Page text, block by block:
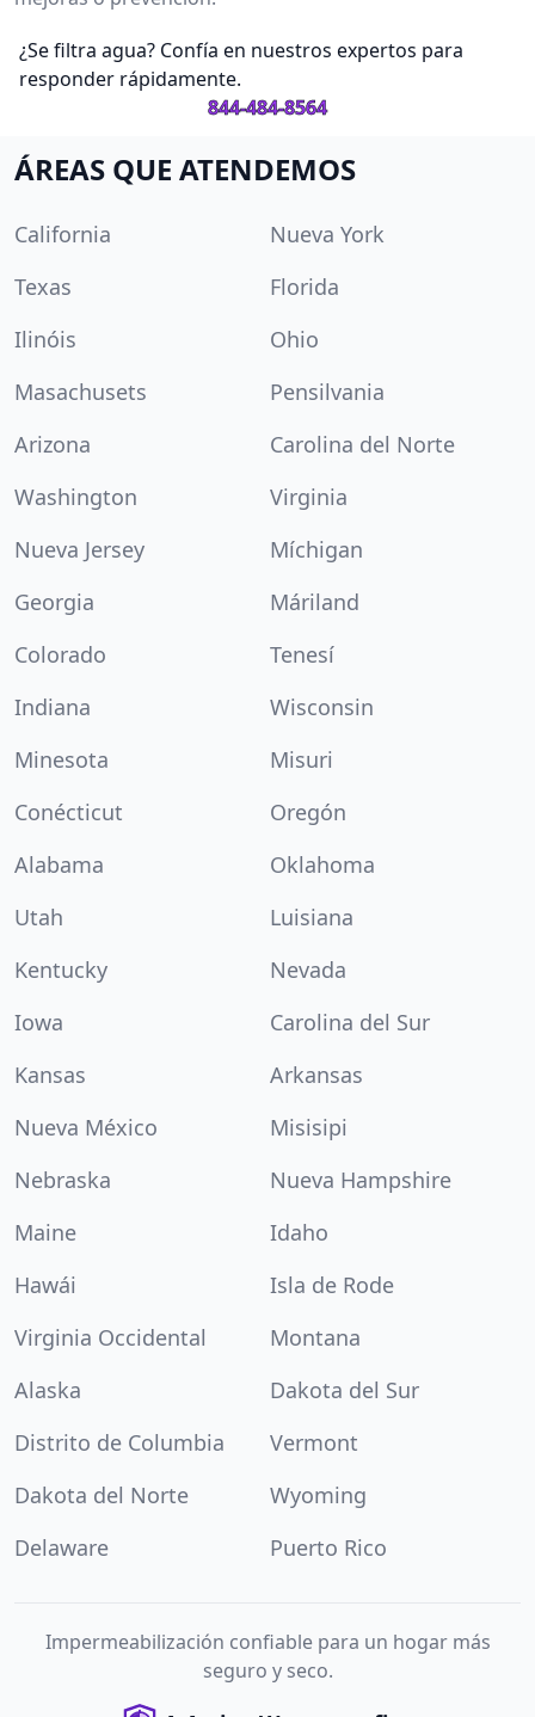
¿Se filtra agua? Confía en nuestros expertos para
responder rápidamente.
844-484-8564
ÁREAS QUE ATENDEMOS
California
Nueva York
Texas
Florida
Ilinóis
Ohio
Masachusets
Pensilvania
Arizona
Carolina del Norte
Washington
Virginia
Nueva Jersey
Míchigan
Georgia
Máriland
Colorado
Tenesí
Indiana
Wisconsin
Minesota
Misuri
Conécticut
Oregón
Alabama
Oklahoma
Utah
Luisiana
Kentucky
Nevada
Iowa
Carolina del Sur
Kansas
Arkansas
Nueva México
Misisipi
Nebraska
Nueva Hampshire
Maine
Idaho
Hawái
Isla de Rode
Virginia Occidental
Montana
Alaska
Dakota del Sur
Distrito de Columbia
Vermont
Dakota del Norte
Wyoming
Delaware
Puerto Rico
Impermeabilización confiable para un hogar más
seguro y seco.